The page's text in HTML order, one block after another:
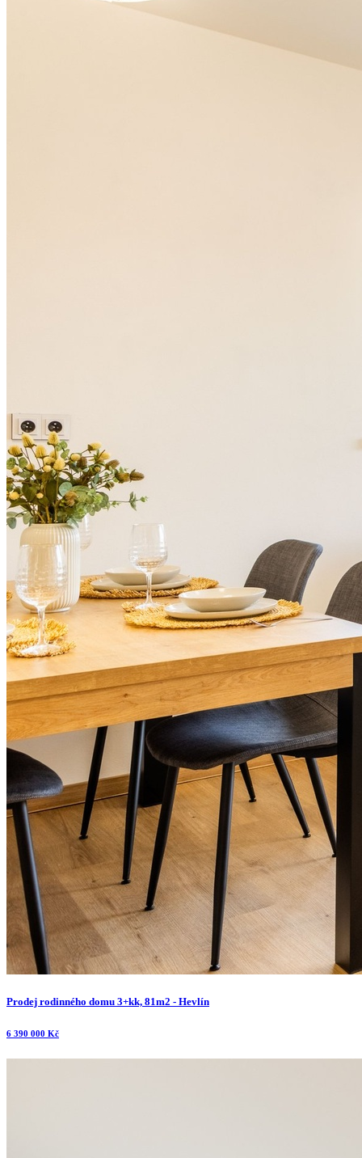
Prodej rodinného domu 3+kk, 81m2 - Hevlín
6 390 000 Kč